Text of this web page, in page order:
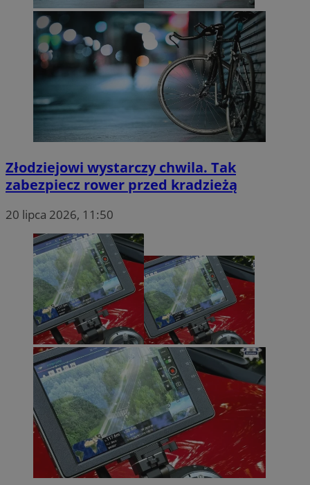
Złodziejowi wystarczy chwila. Tak
zabezpiecz rower przed kradzieżą
20 lipca 2026, 11:50